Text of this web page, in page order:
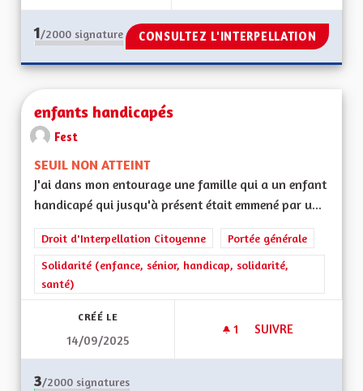
1/2000 signature CONSULTEZ L'INTERPELLATION
enfants handicapés
Fest
SEUIL NON ATTEINT
J'ai dans mon entourage une famille qui a un enfant
handicapé qui jusqu'à présent était emmené par u...
Droit d'Interpellation Citoyenne
Portée générale
Solidarité (enfance, sénior, handicap, solidarité,
santé)
CRÉÉ LE
14/09/2025
1 1 ABONNÉ
SUIVRE
3/2000 signatures